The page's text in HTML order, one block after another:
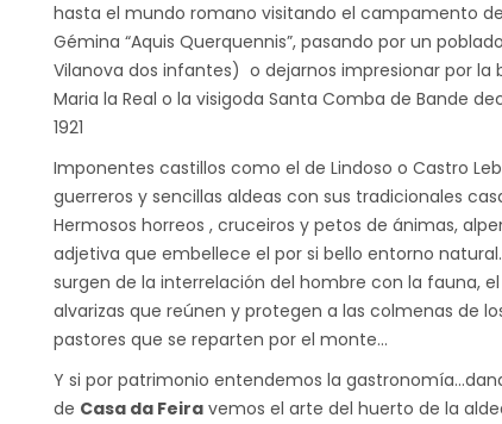
hasta el mundo romano visitando el campamento de
Gémina “Aquis Querquennis”, pasando por un
Vilanova dos infantes) o dejarnos impresionar por la
Maria la Real o la visigoda Santa Comba de Bande
1921
Imponentes castillos como el de Lindoso o Castro
guerreros y sencillas aldeas con sus tradicionales
Hermosos horreos , cruceiros y petos de ánimas,
adjetiva que embellece el por si bello entorno
surgen de la interrelación del hombre con la fauna,
alvarizas que reúnen y protegen a las colmenas de
pastores que se reparten por el monte…
Y si por patrimonio entendemos la
de Casa da Feira vemos el arte del huerto de la